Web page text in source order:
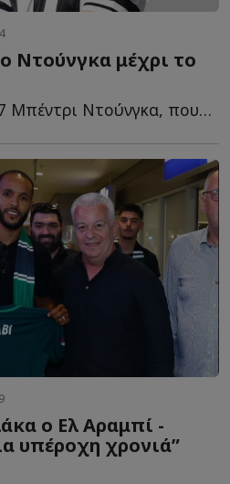
Ντούνγκα μέχρι το
O γεννημένος το 2007 Μπέντρι Ντούνγκα, που εκπαιδεύεται σ...
ο Ελ Αραμπί -
υπέροχη χρονιά”